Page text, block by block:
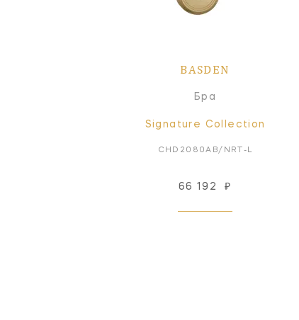
BASDEN
Бра
Signature Collection
CHD2080AB/NRT-L
66 192 ₽